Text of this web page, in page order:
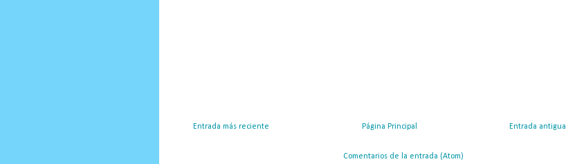
Entrada más reciente Entrada antigua
Página Principal
Comentarios de la entrada (Atom)